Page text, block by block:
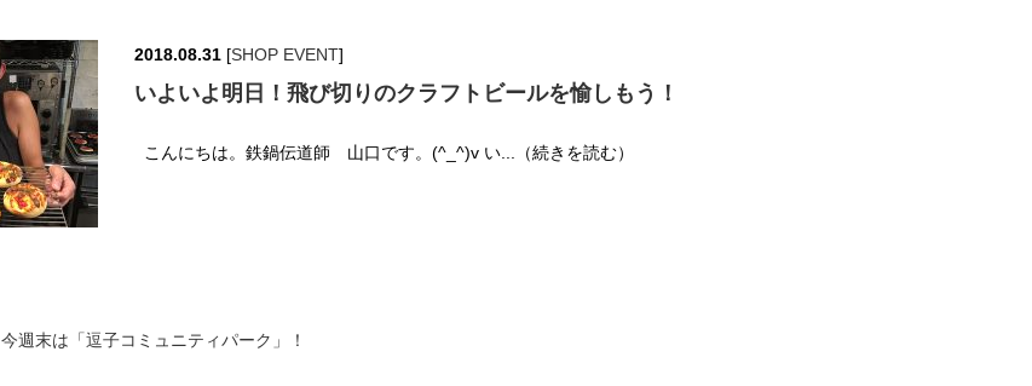
2018.08.31 [SHOP EVENT]
いよいよ明日！飛び切りのクラフトビールを愉しもう！
こんにちは。鉄鍋伝道師 山口です。(^_^)v い...（続きを読む）
今週末は「逗子コミュニティパーク」！